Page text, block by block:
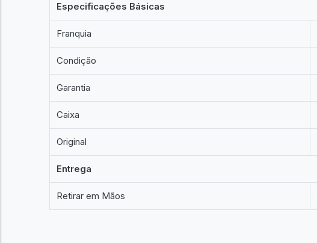
Especificações Básicas
Franquia
Condição
Garantia
Caixa
Original
Entrega
Retirar em Mãos